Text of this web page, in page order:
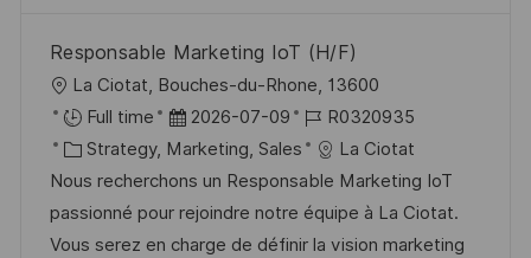
Responsable Marketing IoT (H/F)
O
r
t
La Ciotat, Bouches-du-Rhone, 13600
Full time
D
a
t
u
m
2026-07-09
J
o
b
-
I
R0320935
K
a
t
e
Strategy, Marketing, Sales
La Ciotat
Nous recherchons un Responsable Marketing IoT
passionné pour rejoindre notre équipe à La Ciotat.
Vous serez en charge de définir la vision marketing